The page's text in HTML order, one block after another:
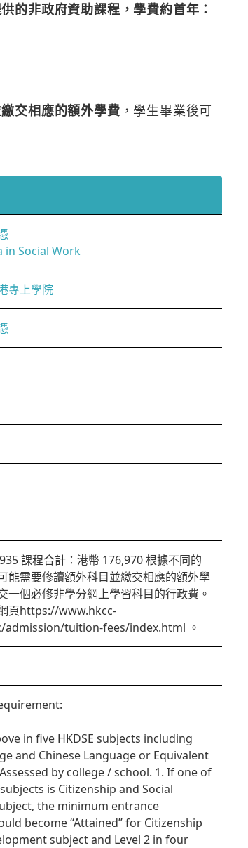
的非政府資助課程，學費約首年：
交相應的額外學費 ，學生畢業後可
in Social Work
專上學院
課程合計：港幣 176,970 根據不同的
能需要修讀額外科目並繳交相應的額外學
一個必修非學分網上學習科目的行政費。
頁https://www.hkcc-
tuition-fees/index.html 。
in five HKDSE subjects including
and Chinese Language or Equivalent
by college / school. 1. If one of
is Citizenship and Social
the minimum entrance
become “Attained” for Citizenship
subject and Level 2 in four